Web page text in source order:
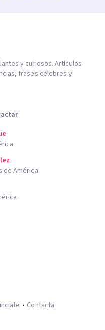
y curiosos. Artículos
frases célebres y
de América
Contacta